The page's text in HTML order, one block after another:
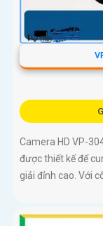
Camera HD VP-
được thiết kế để
giải đỉnh cao. Với